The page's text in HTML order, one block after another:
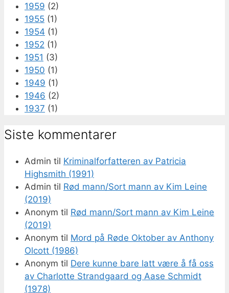
1959 (2)
1955 (1)
1954 (1)
1952 (1)
1951 (3)
1950 (1)
1949 (1)
1946 (2)
1937 (1)
Siste kommentarer
Admin til Kriminalforfatteren av Patricia
Highsmith (1991)
Admin til Rød mann/Sort mann av Kim Leine
(2019)
Anonym til Rød mann/Sort mann av Kim Leine
(2019)
Anonym til Mord på Røde Oktober av Anthony
Olcott (1986)
Anonym til Dere kunne bare latt være å få oss
av Charlotte Strandgaard og Aase Schmidt
(1978)